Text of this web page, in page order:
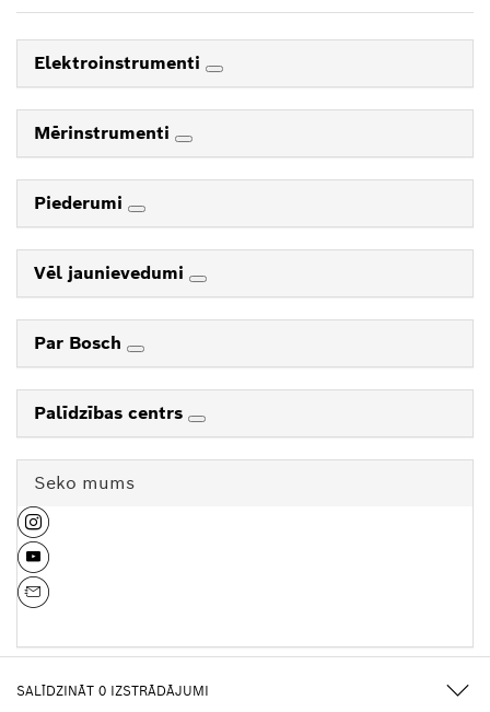
SALĪDZINĀT 0 IZSTRĀDĀJUMI
Elektroinstrumenti
Mērinstrumenti
Piederumi
Vēl jaunievedumi
Par Bosch
Palīdzības centrs
Seko mums